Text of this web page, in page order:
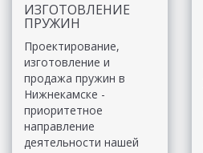
ИЗГОТОВЛЕНИЕ
ПРУЖИН
Проектирование,
изготовление и
продажа пружин в
Нижнекамске -
приоритетное
направление
деятельности нашей